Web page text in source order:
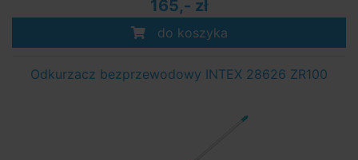
165,- zł
do koszyka
Odkurzacz bezprzewodowy INTEX 28626 ZR100